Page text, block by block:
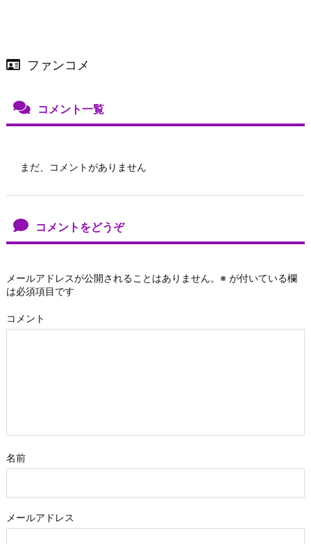
ファンコメ
コメント一覧
まだ、コメントがありません
コメントをどうぞ
メールアドレスが公開されることはありません。 ※ が付いている欄
は必須項目です
コメント
名前
メールアドレス